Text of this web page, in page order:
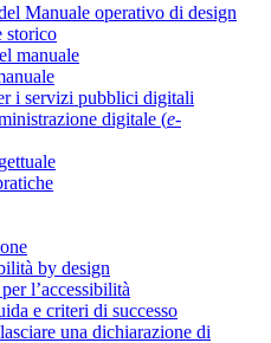
Manuale operativo di design
storico
manuale
i servizi pubblici digitali
digitale (e-
by design
l’accessibilità
e criteri di successo
una dichiarazione di